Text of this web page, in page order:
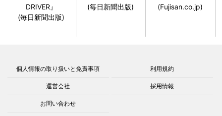
DRIVER』
(毎日新聞出版)
(毎日新聞出版)
(Fujisan.co.jp)
個人情報の取り扱いと免責事項 利用規約
運営会社 採用情報
お問い合わせ